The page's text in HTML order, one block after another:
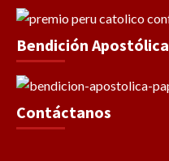
Bendición Apostólica
Contáctanos